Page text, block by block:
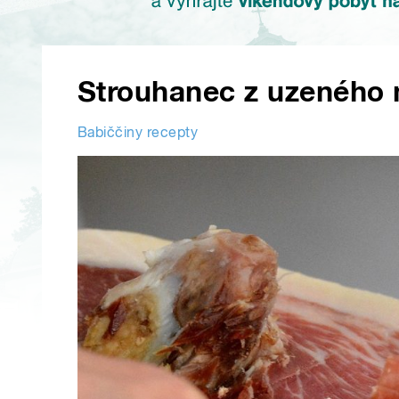
Strouhanec z uzeného
Babiččiny recepty